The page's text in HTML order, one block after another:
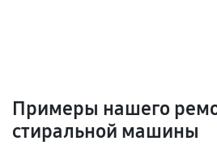
Примеры нашего
стиральной машины